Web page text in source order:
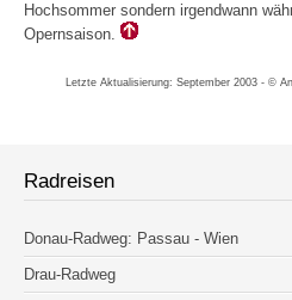
Hochsommer sondern irgendwann
Opernsaison.
Letzte Aktualisierung: September 2003 - ©
Radreisen
Donau-Radweg: Passau - Wien
Drau-Radweg